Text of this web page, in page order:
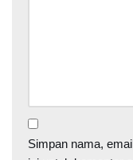
Simpan nama,